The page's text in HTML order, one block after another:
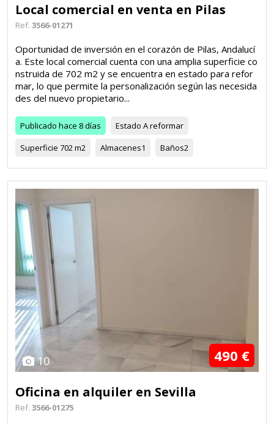
Local comercial en venta en Pilas
Ref. 3566-01271
Oportunidad de inversión en el corazón de Pilas, Andalucí
a. Este local comercial cuenta con una amplia superficie co
nstruida de 702 m2 y se encuentra en estado para refor
mar, lo que permite la personalización según las necesida
des del nuevo propietario...
Publicado hace 8 días Estado A reformar
Superficie 702 m2 Almacenes1 Baños2
10 490 €
Oficina en alquiler en Sevilla
Ref. 3566-01275